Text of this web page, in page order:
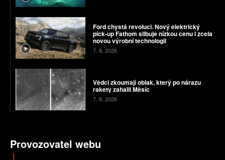
Ford chystá revoluci. Nový elektrický
pick-up Fathom slibuje nízkou cenu i zcela
novou výrobní technologii
7. 8. 2026
Vědci zkoumají oblak, který po nárazu
rakety zahalil Měsíc
7. 8. 2026
Provozovatel webu